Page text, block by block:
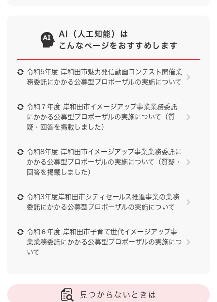
AI（人工知能）は
こんなページをおすすめします
令和5年度 岸和田市魅力発信動画コンテスト開催業
務委託にかかる公募型プロポーザルの実施について
令和７年度 岸和田市イメージアップ事業業務委託
にかかる公募型プロポーザルの実施について（質
疑・回答を掲載しました）
令和8年度 岸和田市イメージアップ事業業務委託に
かかる公募型プロポーザルの実施について（質疑・
回答を掲載しました）
令和3年度岸和田市シティセールス推進事業の業務
委託にかかる公募型プロポーザルの実施について
令和６年度 岸和田市子育て世代イメージアップ事
業業務委託にかかる公募型プロポーザルの実施につ
いて
見つからないときは